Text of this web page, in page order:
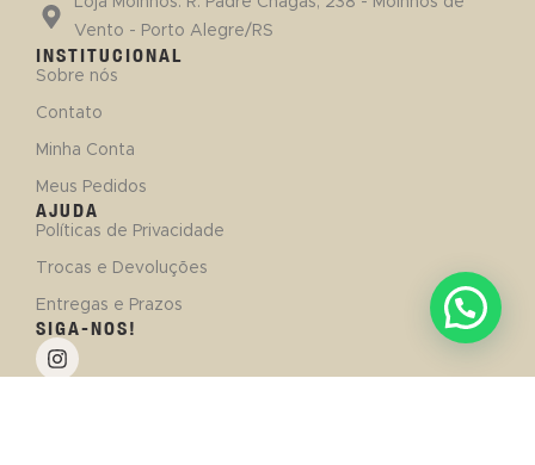
Vento - Porto Alegre/RS
INSTITUCIONAL
Sobre nós
Contato
Minha Conta
Meus Pedidos
AJUDA
Políticas de Privacidade
Trocas e Devoluções
Entregas e Prazos
SIGA-NOS!